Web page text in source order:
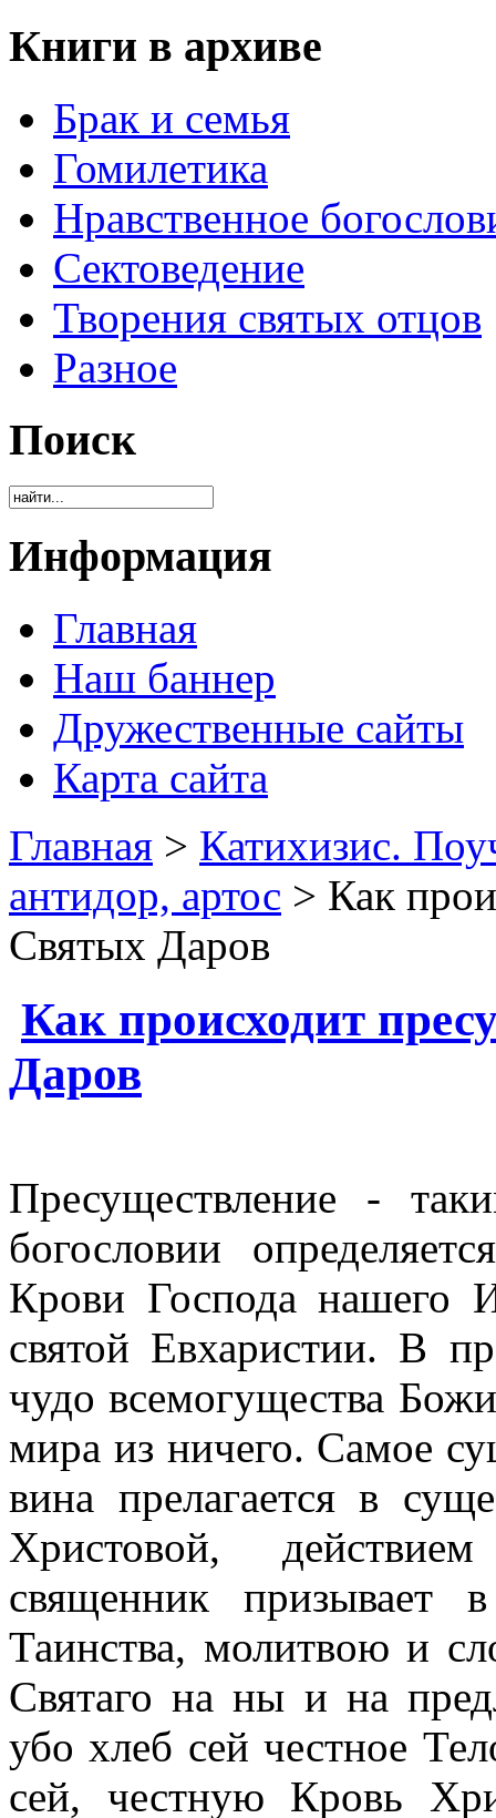
Книги в архиве
Брак и семья
Гомилетика
Нравственное
Сектоведение
Творения святых отцов
Разное
Поиск
Информация
Главная
Наш баннер
Дружественные сайты
Карта сайта
Главная > Катихизис.
антидор, артос > Как
Святых Даров
Как происходит
Даров
Пресуществление -
богословии
Крови Господа нашего
святой Евхаристии. В
чудо всемогущества
мира из ничего. Самое
вина прелагается в
Христовой,
священник призывает
Таинства, молитвою и
Святаго на ны и на
убо хлеб сей честное
сей, честную Кровь